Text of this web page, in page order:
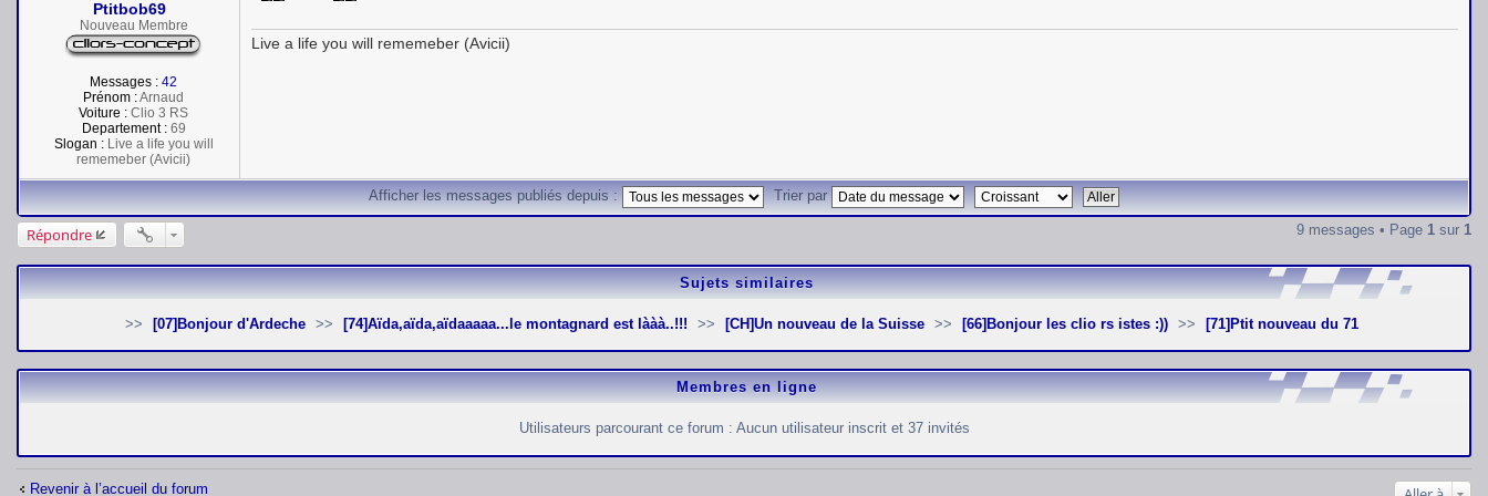
Ptitbob69
Nouveau Membre
Messages : 42
Prénom :Arnaud
Voiture : Clio 3 RS
Departement :69
Slogan :Live a life you will
rememeber (Avicii)
e
Live a life you will rememeber (Avicii)
Afficher les messages publiés depuis : Trier par
Répondre 9 messages • Page 1 sur 1
Sujets similaires
[07]Bonjour d'Ardeche [74]Aïda,aïda,aïdaaaaa...le montagnard est lààà..!!! [CH]Un nouveau de la Suisse [66]Bonjour les clio rs istes :)) [71]Ptit nouveau du 71
Membres en ligne
Utilisateurs parcourant ce forum : Aucun utilisateur inscrit et 37 invités
Revenir à l’accueil du forum